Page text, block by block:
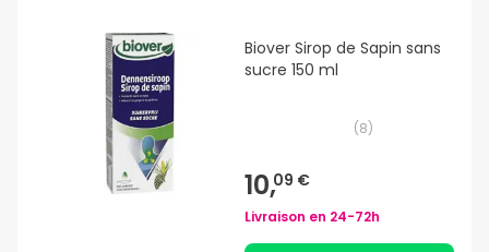
Biover Sirop de Sapin sans
sucre 150 ml
(8)
10,09 €
Livraison en 24-72h